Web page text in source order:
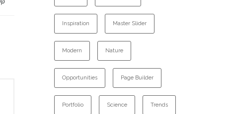
Inspiration Master Slider
Modern Nature
Opportunities Page Builder
Portfolio Science Trends